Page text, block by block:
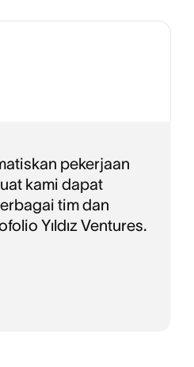
pekerjaan
kami dapat
tim dan
Yıldız Ventures.